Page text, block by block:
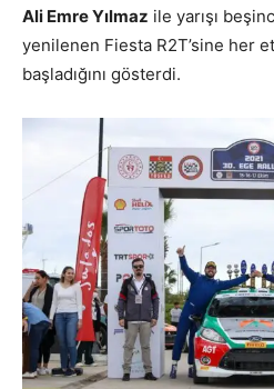
Ali Emre Yılmaz ile yarışı
yenilenen Fiesta R2T’sine her
başladığını gösterdi.